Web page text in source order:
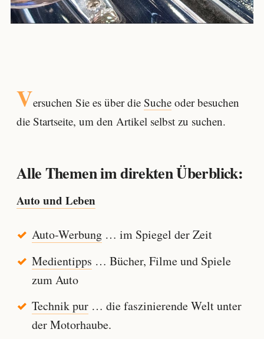
Versuchen Sie es über die Sucheoder besuchen
die Startseite, um den Artikel selbst zu suchen.
Alle Themen im direkten Überblick:
Auto und Leben
Auto-Werbung… im Spiegel der Zeit
Medientipps … Bücher, Filme und Spiele
zum Auto
Technik pur… die faszinierende Welt unter
der Motorhaube.